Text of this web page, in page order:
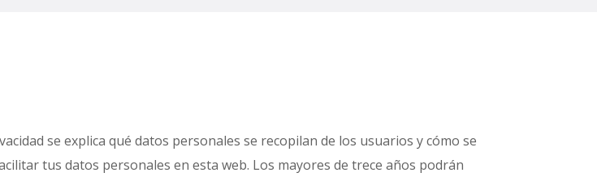
se explica qué datos personales se recopilan de los usuarios y cómo se
tus datos personales en esta web. Los mayores de trece años podrán